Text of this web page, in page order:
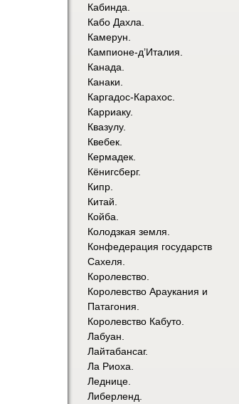
Кабинда.
Кабо Дахла.
Камерун.
Кампионе-д’Италия.
Канада.
Канаки.
Каргадос-Карахос.
Карриаку.
Квазулу.
Квебек.
Кермадек.
Кёнигсберг.
Кипр.
Китай.
Койба.
Колодзкая земля.
Конфедерация государств
Сахеля.
Королевство.
Королевство Араукания и
Патагония.
Королевство Кабуто.
Лабуан.
Лайтабансаг.
Ла Риоха.
Леднице.
Либерленд.